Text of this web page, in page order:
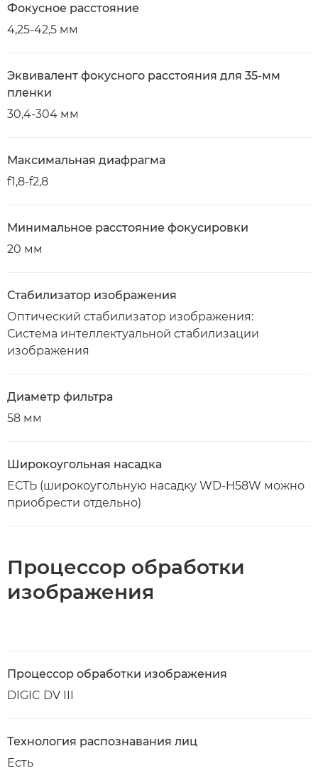
Фокусное расстояние
4,25-42,5 мм
Эквивалент фокусного расстояния для 35-мм
пленки
30,4-304 мм
Максимальная диафрагма
f1,8-f2,8
Минимальное расстояние фокусировки
20 мм
Стабилизатор изображения
Оптический стабилизатор изображения:
Система интеллектуальной стабилизации
изображения
Диаметр фильтра
58 мм
Широкоугольная насадка
ЕСТЬ (широкоугольную насадку WD-H58W можно
приобрести отдельно)
Процессор обработки
изображения
Процессор обработки изображения
DIGIC DV III
Технология распознавания лиц
Есть